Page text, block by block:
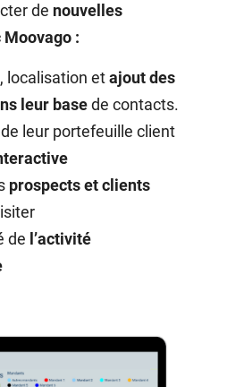
de nouvelles
:
localisation etajout des
leur basede contacts.
leur portefeuille client
prospects et clients
de l’activité